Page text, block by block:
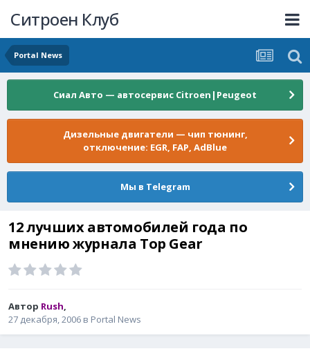
Ситроен Клуб
Portal News
Сиал Авто — автосервис Citroen|Peugeot
Дизельные двигатели — чип тюнинг,
отключение: EGR, FAP, AdBlue
Мы в Telegram
12 лучших автомобилей года по
мнению журнала Top Gear
Автор Rush,
27 декабря, 2006 в Portal News